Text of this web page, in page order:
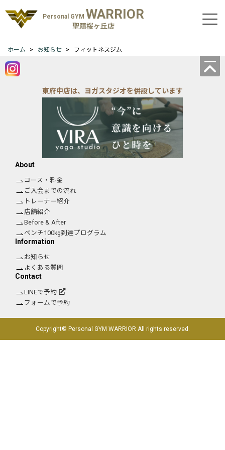
Personal GYM WARRIOR
聖蹟桜ヶ丘店
ホーム お知らせ フィットネスジム
東府中店は、ヨガスタジオを併設しています
About
コース・料金
ご入会までの流れ
トレーナー紹介
店舗紹介
Before & After
ベンチ100kg到達プログラム
Information
お知らせ
よくある質問
Contact
LINEで予約
フォームで予約
Copyright© Personal GYM WARRIOR All rights reserved.